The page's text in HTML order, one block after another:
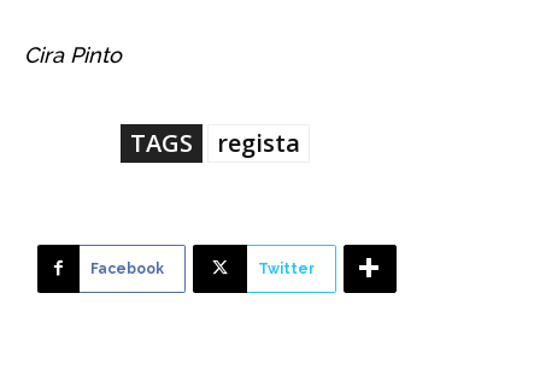
Cira Pinto
TAGS regista
Facebook Twitter